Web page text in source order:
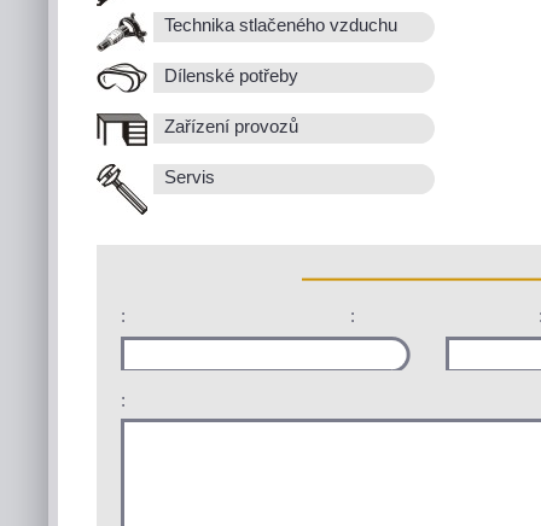
Technika stlačeného vzduchu
Dílenské potřeby
Zařízení provozů
Servis
: :
: